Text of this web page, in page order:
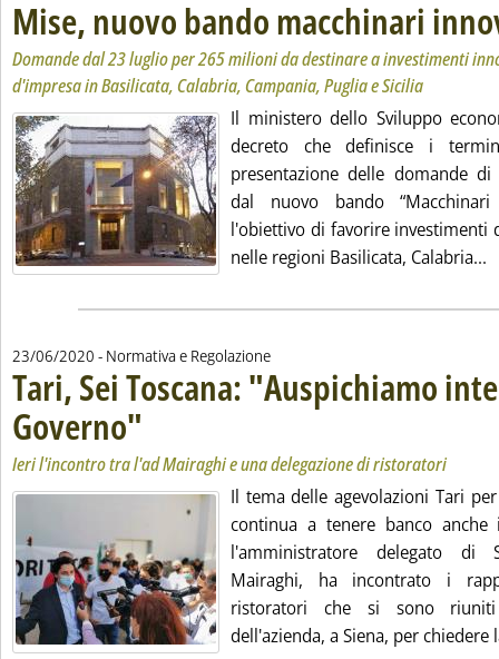
Mise, nuovo bando macchinari
Domande dal 23 luglio per 265 milioni da destinare a investimenti
d'impresa in Basilicata, Calabria, Campania, Puglia e Sicilia
Il ministero dello Sviluppo
decreto che definisce i
presentazione delle domande di
dal nuovo bando
l'obiettivo di favorire investimenti
nelle regioni Basilicata, Calabria...
23/06/2020 - Normativa e Regolazione
Tari, Sei Toscana: "Auspichiamo
Governo" . Sottotitolo: Ieri l'incontro tra l'ad Mairaghi e una delegazione di
. Pubblicata martedì 23 giugno 2020 alle 16.25.
Ieri l'incontro tra l'ad Mairaghi e una delegazione di ristoratori
Il tema delle agevolazioni Tari
continua a tenere banco anche
l'amministratore delegato di
Mairaghi, ha incontrato i
ristoratori che si sono
dell'azienda, a Siena, per chiedere